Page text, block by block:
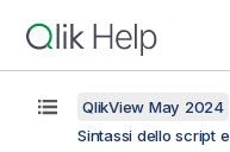
QlikView May 2024
Sintassi dello script